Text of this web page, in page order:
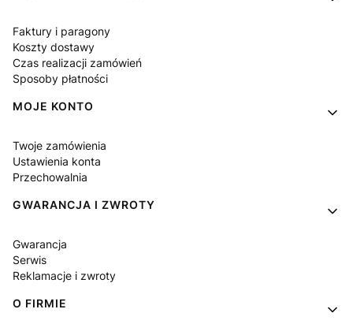
Faktury i paragony
Koszty dostawy
Czas realizacji zamówień
Sposoby płatności
MOJE KONTO
Twoje zamówienia
Ustawienia konta
Przechowalnia
GWARANCJA I ZWROTY
Gwarancja
Serwis
Reklamacje i zwroty
O FIRMIE